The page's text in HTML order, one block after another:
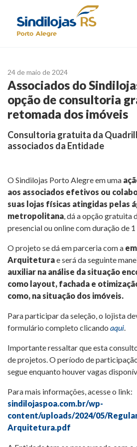
24 de maio de 2024
Associados do
opção de consultoria
retomada dos imóveis
Consultoria gratuita da
associados da Entidade
O Sindilojas Porto Alegre em uma
aos associados efetivos ou
suas lojas físicas atingidas pelas
metropolitana, dá a opção gratuita
presencial ou online com duração de 1
O projeto se dá em parceria com a
Arquiteturae será da seguinte
auxiliar na análise da situação
como layout, fachada e
como, na situação dos imóveis.
Para participar da seleção, o lojista
formulário completo clicando aqui.
Importante ressaltar que esta
de projetos. O período de
segue enquanto houver vagas
Para mais informações, acesse o link:
sindilojaspoa.com.br/wp-
content/uploads/2024/05/
Arquitetura.pdf